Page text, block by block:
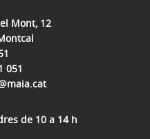
Mont, 12
051
de 10 a 14 h